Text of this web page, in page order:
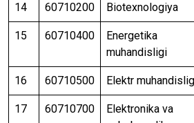
14 60710200 Biotexnologiya
15 60710400
Energetika
muhandisligi
16 60710500 Elektr
17 60710700
Elektronika va